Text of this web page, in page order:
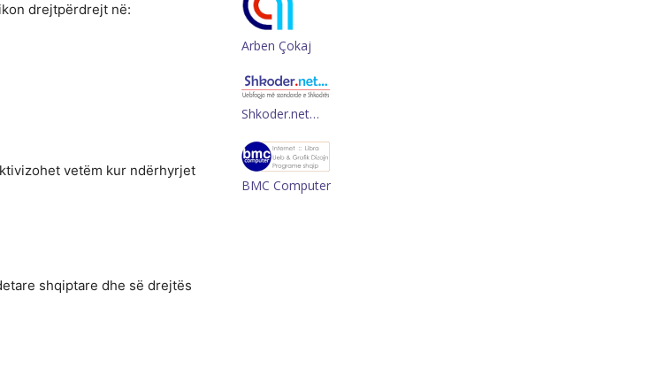
drejtpërdrejt në:
vetëm kur ndërhyrjet
shqiptare dhe së drejtës
Arben Çokaj
Shkoder.net…
BMC Computer